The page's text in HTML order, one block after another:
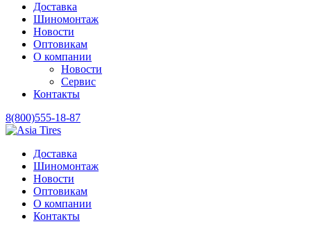
Доставка
Шиномонтаж
Новости
Оптовикам
О компании
Новости
Сервис
Контакты
8(800)555-18-87
Доставка
Шиномонтаж
Новости
Оптовикам
О компании
Контакты